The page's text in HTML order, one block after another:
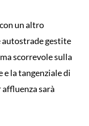
un altro
autostrade gestite
scorrevole sulla
e la tangenziale di
sarà